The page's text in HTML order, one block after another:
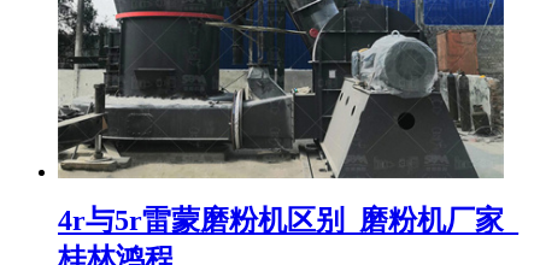
4r与5r雷蒙磨粉机区别_磨粉机厂家_